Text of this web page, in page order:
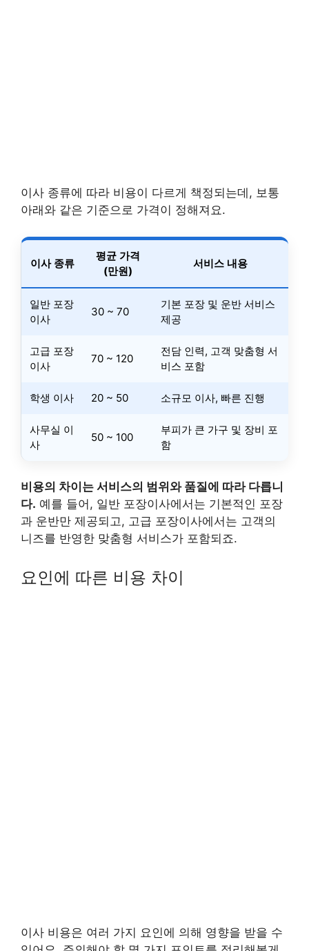
이사 종류에 따라 비용이 다르게 책정되는데, 보통
아래와 같은 기준으로 가격이 정해져요.
이사 종류
평균 가격
(만원)
서비스 내용
일반 포장
이사
30 ~ 70
기본 포장 및 운반 서비스
제공
고급 포장
이사
70 ~ 120
전담 인력, 고객 맞춤형 서
비스 포함
학생 이사 20 ~ 50 소규모 이사, 빠른 진행
사무실 이
사
50 ~ 100
부피가 큰 가구 및 장비 포
함
비용의 차이는 서비스의 범위와 품질에 따라 다릅니
다. 예를 들어, 일반 포장이사에서는 기본적인 포장
과 운반만 제공되고, 고급 포장이사에서는 고객의
니즈를 반영한 맞춤형 서비스가 포함되죠.
요인에 따른 비용 차이
이사 비용은 여러 가지 요인에 의해 영향을 받을 수